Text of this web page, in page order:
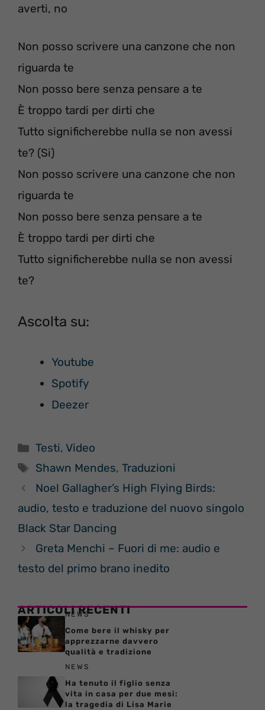
averti, no
Non posso scrivere una canzone che non
riguarda te
Non posso bere senza pensare a te
È troppo tardi per dirti che
Tutto significherebbe nulla se non avessi
te? (Si)
Non posso scrivere una canzone che non
riguarda te
Non posso bere senza pensare a te
È troppo tardi per dirti che
Tutto significherebbe nulla se non avessi
te?
Ascolta su:
Youtube
Spotify
Deezer
Categorie
Testi,Video
Tag
Shawn Mendes,Traduzioni
Noel Gallagher’s High Flying Birds:
audio, testo e traduzione del nuovo singolo
Black Star Dancing
Greta Menchi – Fuori di me: audio e
testo del primo brano inedito
ARTICOLI RECENTI
NEWS
Come bere il whisky per
apprezzarne davvero
qualità e tradizione
NEWS
Ha tenuto il figlio senza
vita in casa per due mesi:
la tragedia di Lisa Marie